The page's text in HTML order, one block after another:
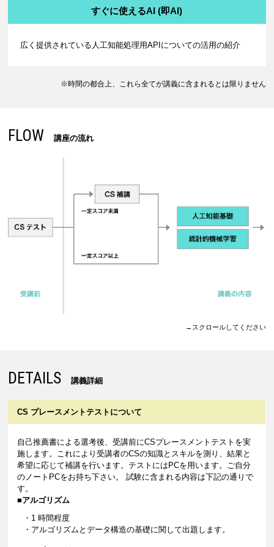
すぐに使えるAI (即AI)
広く提供されている人工知能処理用APIについての活用の紹介
※時間の都合上、これら全てが講義に含まれるとは限りません
FLOW 講座の流れ
→スクロールしてください
DETAILS 講義詳細
CS プレースメント テストについて
自己推薦書による選考後、受講前にCSプレースメントテストを実
施します。これにより受講者のCSの知識とスキルを測り、結果と
希望に応じて補講を行います。テストにはPCを用います。ご自分
のノートPCをお持ち下さい。 試験に含まれる内容は下記の通りで
す。
■アルゴリズム
・1 時間程度
・アルゴリズムとデータ構造の基礎に関して出題します。